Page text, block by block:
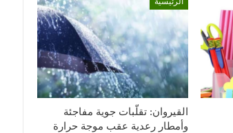
القيروان: تقلّبات جوية مفاجئة
وأمطار رعدية عقب موجة حرارة